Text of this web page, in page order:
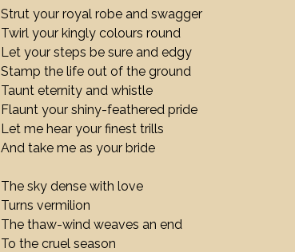
Strut your royal robe and swagger
Twirl your kingly colours round
Let your steps be sure and edgy
Stamp the life out of the ground
Taunt eternity and whistle
Flaunt your shiny-feathered pride
Let me hear your finest trills
And take me as your bride
The sky dense with love
Turns vermilion
The thaw-wind weaves an end
To the cruel season